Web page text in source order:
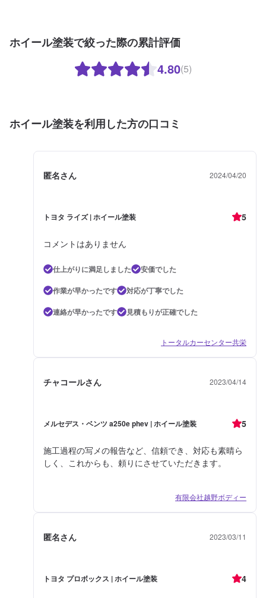
ホイール塗装で絞った際の累計評価
4.80(5)
ホイール塗装を利用した方の口コミ
匿名さん 2024/04/20
トヨタ ライズ | ホイール塗装 5
コメントはありません
仕上がりに満足しました
安価でした
作業が早かったです
対応が丁寧でした
連絡が早かったです
見積もりが正確でした
トータルカーセンター共栄
チャコールさん 2023/04/14
メルセデス・ベンツ a250e phev | ホイール塗装 5
施工過程の写メの報告など、信頼でき、対応も素晴ら
しく、これからも、頼りにさせていただきます。
有限会社越野ボディー
匿名さん 2023/03/11
トヨタ プロボックス | ホイール塗装 4